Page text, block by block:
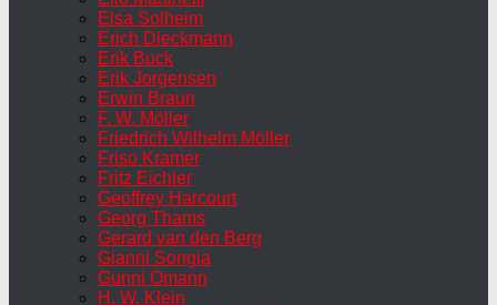
Elsa Solheim
Erich Dieckmann
Erik Buck
Erik Jorgensen
Erwin Braun
F. W. Möller
Friedrich Wilhelm Möller
Friso Kramer
Fritz Eichler
Geoffrey Harcourt
Georg Thams
Gerard van den Berg
Gianni Songia
Gunni Omann
H. W. Klein